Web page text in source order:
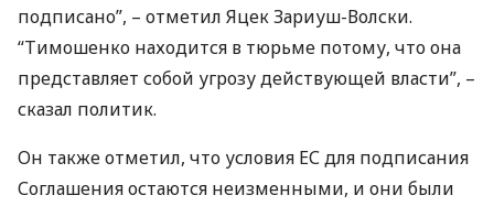
подписано”, – отметил Яцек Зариуш-Волски.
“Тимошенко находится в тюрьме потому, что она
представляет собой угрозу действующей власти”, –
сказал политик.
Он также отметил, что условия ЕС для подписания
Соглашения остаются неизменными, и они были